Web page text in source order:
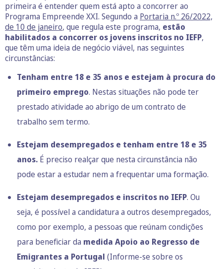
primeira é entender quem está apto a concorrer ao
Programa Empreende XXI. Segundo a Portaria n.º 26/2022,
de 10 de janeiro, que regula este programa, estão
habilitados a concorrer os jovens inscritos no IEFP,
que têm uma ideia de negócio viável, nas seguintes
circunstâncias:
Tenham entre 18 e 35 anos e estejam à procura do
primeiro emprego. Nestas situações não pode ter
prestado atividade ao abrigo de um contrato de
trabalho sem termo.
Estejam desempregados e tenham entre 18 e 35
anos. É preciso realçar que nesta circunstância não
pode estar a estudar nem a frequentar uma formação.
Estejam desempregados e inscritos no IEFP. Ou
seja, é possível a candidatura a outros desempregados,
como por exemplo, a pessoas que reúnam condições
para beneficiar da medida Apoio ao Regresso de
Emigrantes a Portugal (Informe-se sobre os